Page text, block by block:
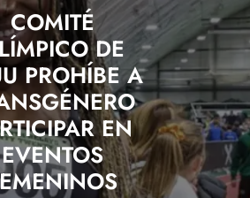
COMITÉ
DE
PROHÍBE A
EN
EVENTOS